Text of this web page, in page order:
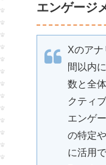
エンゲージ
Xのア
間以内
数と全
クティ
エンゲ
の特定
に活用